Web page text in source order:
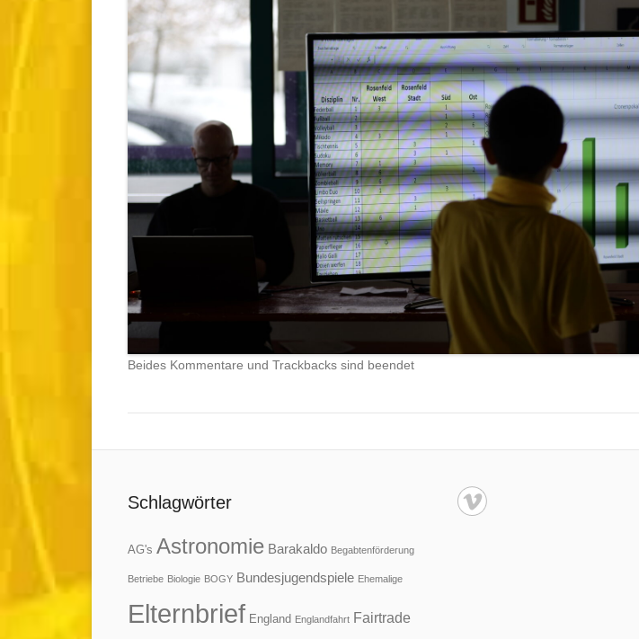
Beides Kommentare und Trackbacks sind beendet
Schlagwörter
AG's Astronomie Barakaldo Begabtenförderung
Betriebe Biologie BOGY Bundesjugendspiele Ehemalige
Elternbrief England Englandfahrt Fairtrade